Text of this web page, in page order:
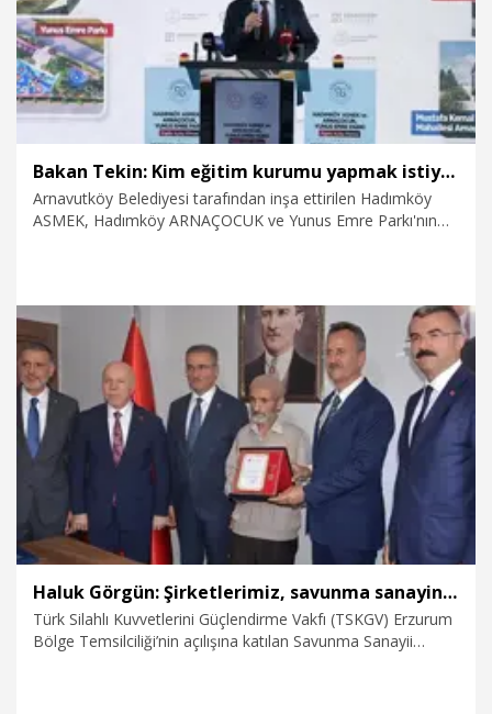
Bakan Tekin: Kim eğitim kurumu yapmak istiyorsa anayasal olarak bizimle birlikte çalışmak zorundadır
Arnavutköy Belediyesi tarafından inşa ettirilen Hadımköy
ASMEK, Hadımköy ARNAÇOCUK ve Yunus Emre Parkı'nın
Dolayısıyla kim olursa olsun bir anaokulu, bir okul ya da bir
eğitim kurumu yapmak istiyorsa anayasal olarak bizimle
birlikte çalışmak zorundadır" dedi.
7.08.2026 Eğitim
Haluk Görgün: Şirketlerimiz, savunma sanayinde 185 ülkeye 10 milyar dolar ihracatla 2025'i tamamladı
Türk Silahlı Kuvvetlerini Güçlendirme Vakfı (TSKGV) Erzurum
Bölge Temsilciliği’nin açılışına katılan Savunma Sanayii